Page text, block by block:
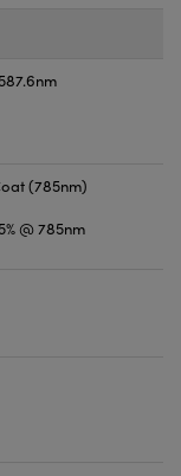
(785nm)
@ 785nm